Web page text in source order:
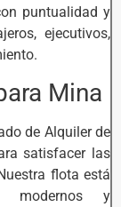
puntualidad y
ejecutivos,
Mina
de Alquiler de
satisfacer las
flota está
modernos y